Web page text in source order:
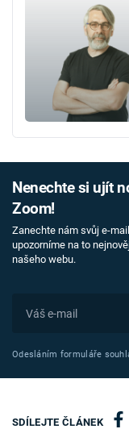
Nenechte si ujít
Zoom!
Zanechte nám svůj e-
upozorníme na to
našeho webu.
Odesláním formuláře
SDÍLEJTE ČLÁNEK